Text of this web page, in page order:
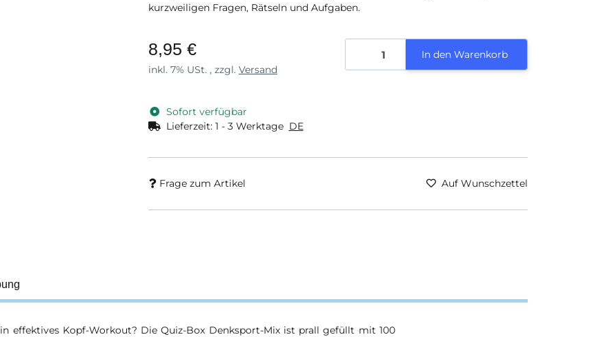
kurzweiligen Fragen, Rätseln und Aufgaben.
8,95 €
inkl. 7% USt. , zzgl. Versand
Sofort verfügbar
Lieferzeit: 1 - 3 Werktage DE
In den Warenkorb
Frage zum Artikel Auf Wunschzettel
effektives Kopf-Workout? Die Quiz-Box Denksport-Mix ist prall gefüllt mit 100